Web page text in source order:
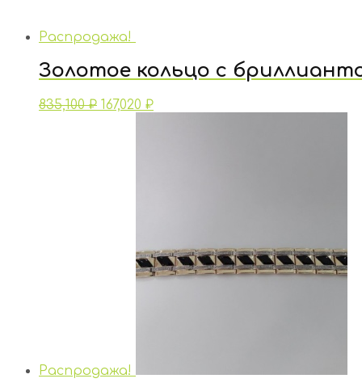
Распродажа!
Золотое кольцо с
835,100₽ 167,020 ₽
Распродажа!